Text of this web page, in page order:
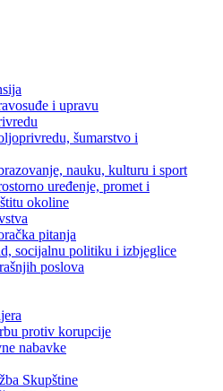
i upravu
šumarstvo i
nauku, kulturu i sport
uređenje, promet i
okoline
pitanja
socijalnu politiku i izbjeglice
poslova
protiv korupcije
nabavke
Skupštine